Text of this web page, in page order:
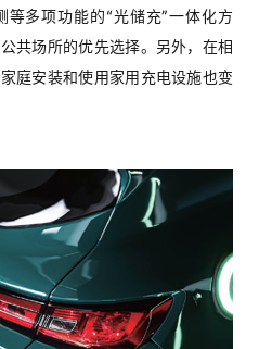
等多项功能的“光储充”一体化方
共场所的优先选择。另外，在相
庭安装和使用家用充电设施也变